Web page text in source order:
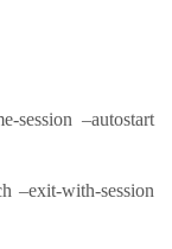
–autostart
with-session